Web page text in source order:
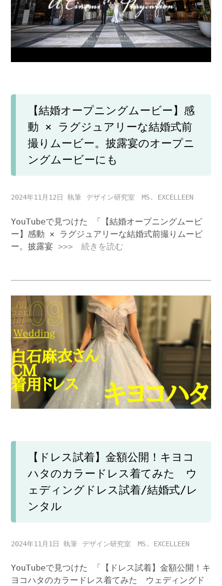
【結婚オープニングムービー】感
動 × ラグジュアリーな結婚式前
撮りムービー。披露宴のオープニ
ングムービーにも
2024年11月12日 デザイン研究室 MS. EXCELLEEN
YouTubeで見つけた 「【結婚オープニングムービ
ー】感動 × ラグジュアリーな結婚式前撮りムービ
ー。披露宴 >>> 続きを読む
【ドレス試着】金額公開！キヨコ
ハタのカラードレス着てみた ウ
ェディングドレス試着/結婚式/レ
ンタル
2024年11月1日 デザイン研究室 MS. EXCELLEEN
YouTubeで見つけた 「【ドレス試着】金額公開！キ
ヨコハタのカラードレス着てみた ウェディングド